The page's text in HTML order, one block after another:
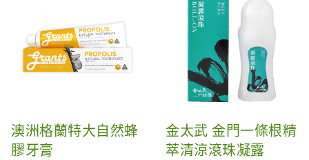
澳洲格蘭特大自然蜂
膠牙膏
金太武 金門一條根精
萃清涼滾珠凝露